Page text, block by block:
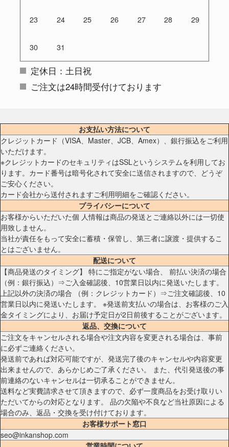
23 24 25 26 27 28 29
30 31
定休日：土日祝
ご注文は24時間受付けております
お支払い方法について
クレジットカード（VISA、Master、JCB、Amex）、銀行振込をご利用
いただけます。
※クレジットカードのセキュリティはSSLというシステムを利用してお
ります。カード番号は暗号化されて安全に送信されますので、どうぞ
ご安心ください。
カード会社から送付されますご利用明細をご確認ください。
プライバシーについて
お客様からいただいた個 人情報は商品の発送とご連絡以外には一切使
用致しません。
当社が責任をもって安全に蓄積・保管し、第三者に譲渡・提供するこ
とはございません。
配送について
【商品発送のタイミング】 特にご指定がない場合、 前払い決済の場合
（例：銀行振込）⇒ご入金確認後、10営業日以内に発送いたします。
上記以外の決済の場合 （例：クレジットカード）⇒ご注文確認後、10
営業日以内に発送いたします。 ※発送前支払いの場合は、お客様のご入
金タイミングにより、お届け予定日が2日前後することがございます。
返品、交換について
ご注文をキャンセルされる場合や注文内容を変更される場合は、事前
に必ずご連絡ください。
発送前であれば対応可能ですが、発送完了後のキャンセルや内容変更
出来ませんので、あらかじめご了承ください。 また、代引発送後の事
前連絡のないキャンセルは一切承ることができません。
送料など実費請求させて頂きますので、必ず一度商品をお受け取りい
ただいてからの対応となります。 品の欠陥や不良など当社原因による
場合のみ、返品・交換を受け付けております。
お客様サポート窓口
seo@inkanshop.com